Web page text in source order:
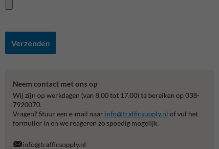
Verzenden
Neem contact met ons op
Wij zijn op werkdagen (van 8.00 tot 17.00) te bereiken op 038-
7920070.
Vragen? Stuur een e-mail naar info@trafficsupply.nl of vul het
formulier in en we reageren zo spoedig mogelijk.
info@trafficsupply.nl